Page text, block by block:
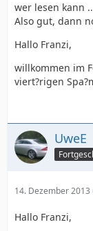
wer lesen kann
Also gut, dann
Hallo Franzi,
willkommen im
viert?rigen
UweE
14. Dezember 2013
Hallo Franzi,